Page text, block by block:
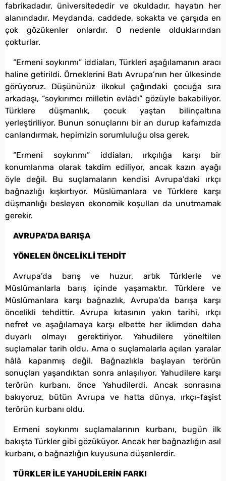
fabrikadadır, üniversitededir ve okuldadır, hayatın her
alanındadır. Meydanda, caddede, sokakta ve çarşıda en
çok gözükenler onlardır. O nedenle olduklarından
çokturlar.
“Ermeni soykırımı” iddiaları, Türkleri aşağılamanın aracı
haline getirildi. Örneklerini Batı Avrupa’nın her ülkesinde
görüyoruz. Düşününüz ilkokul çağındaki çocuğa sıra
arkadaşı, “soykırımcı milletin evlâdı” gözüyle bakabiliyor.
Türklere düşmanlık, çocuk yaştan bilinçaltına
yerleştiriliyor. Bunun sonuçlarını bir an durup kafamızda
canlandırmak, hepimizin sorumluluğu olsa gerek.
“Ermeni soykırımı” iddiaları, ırkçılığa karşı bir
konumlanma olarak takdim ediliyor, ancak kazın ayağı
öyle değil. Bu suçlamaların kendisi Avrupa’daki ırkçı
bağnazlığı kışkırtıyor. Müslümanlara ve Türklere karşı
düşmanlığı besleyen ekonomik koşulları da unutmamak
gerekir.
AVRUPA’DA BARIŞA
YÖNELEN ÖNCELİKLİ TEHDİT
Avrupa’da barış ve huzur, artık Türklerle ve
Müslümanlarla barış içinde yaşamaktır. Türklere ve
Müslümanlara karşı bağnazlık, Avrupa’da barışa karşı
öncelikli tehdittir. Avrupa kıtasının yakın tarihi, ırkçı
nefret ve aşağılamaya karşı elbette her iklimden daha
duyarlı olmayı gerektiriyor. Yahudilere yöneltilen
suçlamalar tarih oldu. Ama o suçlamalarla açılan yaralar
hâlâ kapanmış değil. Bağnazlıkla başlayan terörün
sonuçları yaşandıktan sonra anlaşılıyor. Yahudilere karşı
terörün kurbanı, önce Yahudilerdi. Ancak sonrasına
bakıyoruz, bütün Avrupa ve hatta dünya, ırkçı-faşist
terörün kurbanı oldu.
Ermeni soykırımı suçlamalarının kurbanı, bugün ilk
bakışta Türkler gibi gözüküyor. Ancak her bağnazlığın asıl
kurbanı, o bağnazlığın kuyusuna düşenlerdir.
TÜRKLER İLE YAHUDİLERİN FARKI